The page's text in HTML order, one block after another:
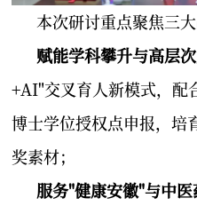
本次研讨重点聚焦三大
赋能学科攀升与高层
+AI"交叉育人新模式，配
博士学位授权点申报，培
奖素材；
服务"健康安徽"与中